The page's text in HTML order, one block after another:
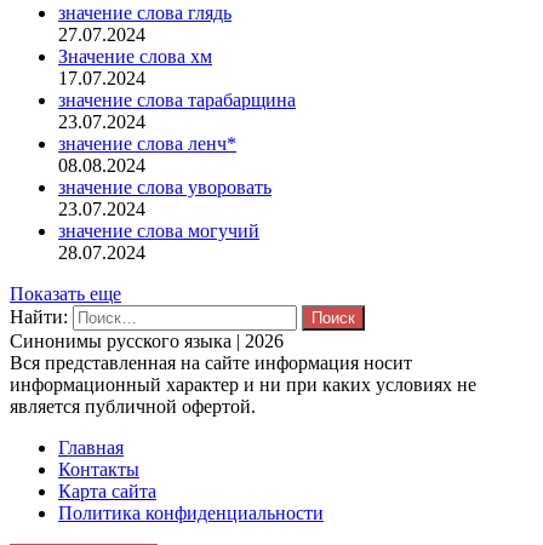
значение слова глядь
27.07.2024
Значение слова хм
17.07.2024
значение слова тарабарщина
23.07.2024
значение слова ленч*
08.08.2024
значение слова уворовать
23.07.2024
значение слова могучий
28.07.2024
Показать еще
Найти:
Синонимы русского языка | 2026
Вся представленная на сайте информация носит
информационный характер и ни при каких условиях не
является публичной офертой.
Главная
Контакты
Карта сайта
Политика конфиденциальности